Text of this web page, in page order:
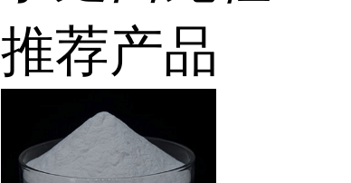
推荐产品